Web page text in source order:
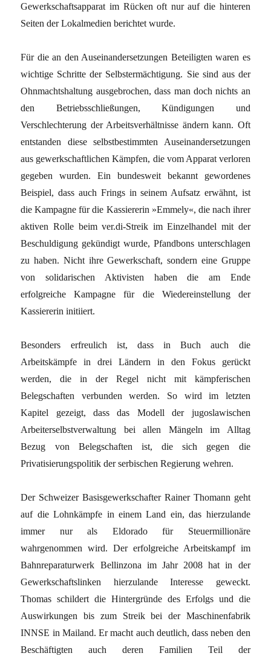
Gewerkschaftsapparat im Rücken oft nur auf die hinteren
Seiten der Lokalmedien berichtet wurde.
Für die an den Auseinandersetzungen Beteiligten waren es
wichtige Schritte der Selbstermächtigung. Sie sind aus der
Ohnmachtshaltung ausgebrochen, dass man doch nichts an
den Betriebsschließungen, Kündigungen und
Verschlechterung der Arbeitsverhältnisse ändern kann. Oft
entstanden diese selbstbestimmten Auseinandersetzungen
aus gewerkschaftlichen Kämpfen, die vom Apparat verloren
gegeben wurden. Ein bundesweit bekannt gewordenes
Beispiel, dass auch Frings in seinem Aufsatz erwähnt, ist
die Kampagne für die Kassiererin »Emmely«, die nach ihrer
aktiven Rolle beim ver.di-Streik im Einzelhandel mit der
Beschuldigung gekündigt wurde, Pfandbons unterschlagen
zu haben. Nicht ihre Gewerkschaft, sondern eine Gruppe
von solidarischen Aktivisten haben die am Ende
erfolgreiche Kampagne für die Wiedereinstellung der
Kassiererin initiiert.
Besonders erfreulich ist, dass in Buch auch die
Arbeitskämpfe in drei Ländern in den Fokus gerückt
werden, die in der Regel nicht mit kämpferischen
Belegschaften verbunden werden. So wird im letzten
Kapitel gezeigt, dass das Modell der jugoslawischen
Arbeiterselbstverwaltung bei allen Mängeln im Alltag
Bezug von Belegschaften ist, die sich gegen die
Privatisierungspolitik der serbischen Regierung wehren.
Der Schweizer Basisgewerkschafter Rainer Thomann geht
auf die Lohnkämpfe in einem Land ein, das hierzulande
immer nur als Eldorado für Steuermillionäre
wahrgenommen wird. Der erfolgreiche Arbeitskampf im
Bahnreparaturwerk Bellinzona im Jahr 2008 hat in der
Gewerkschaftslinken hierzulande Interesse geweckt.
Thomas schildert die Hintergründe des Erfolgs und die
Auswirkungen bis zum Streik bei der Maschinenfabrik
INNSE in Mailand. Er macht auch deutlich, dass neben den
Beschäftigten auch deren Familien Teil der